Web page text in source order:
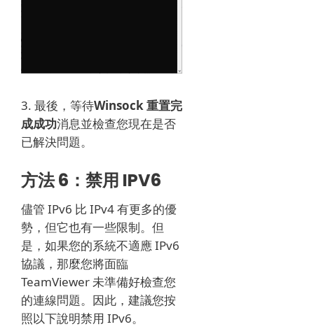
3. 最後，等待Winsock 重置完
成成功消息並檢查您現在是否
已解決問題。
方法 6：禁用 IPV6
儘管 IPv6 比 IPv4 有更多的優
勢，但它也有一些限制。 但
是，如果您的系統不適應 IPv6
協議，那麼您將面臨
TeamViewer 未準備好檢查您
的連線問題。 因此，建議您按
照以下說明禁用 IPv6。